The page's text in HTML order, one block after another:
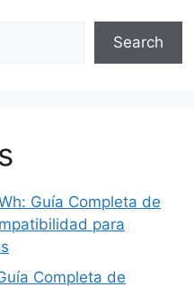
Search
Guía Completa de
para
Completa de